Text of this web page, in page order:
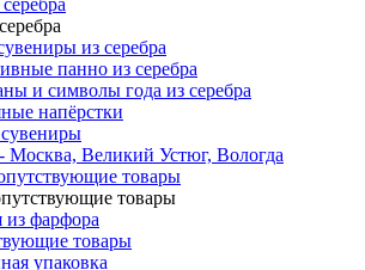
из серебра
панно из серебра
и символы года из серебра
напёрстки
Москва, Великий Устюг, Вологда
товары
товары
из фарфора
товары
упаковка